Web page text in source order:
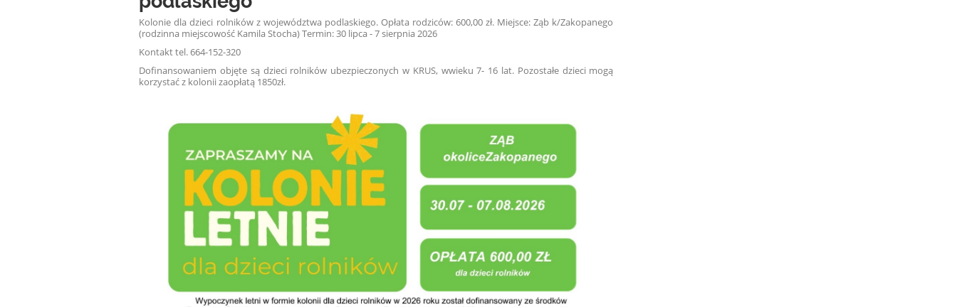
Kolonie dla dzieci rolników z województwa podlaskiego. Opłata rodziców: 600,00 zł. Miejsce: Ząb k/Zakopanego
(rodzinna miejscowość Kamila Stocha)Termin: 30 lipca - 7 sierpnia 2026
Kontakttel. 664-152-320
Dofinansowaniem objęte są dzieci rolników ubezpieczonych w KRUS, wwieku 7- 16 lat. Pozostałe dzieci mogą
korzystać z kolonii zaopłatą 1850zł.